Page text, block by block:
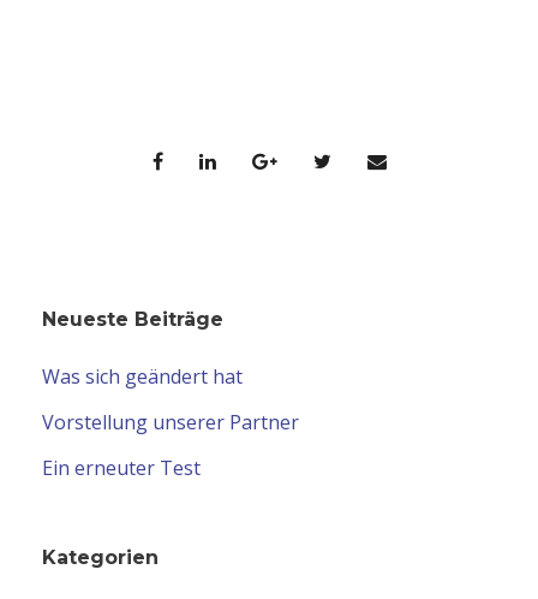
Neueste Beiträge
Was sich geändert hat
Vorstellung unserer Partner
Ein erneuter Test
Kategorien